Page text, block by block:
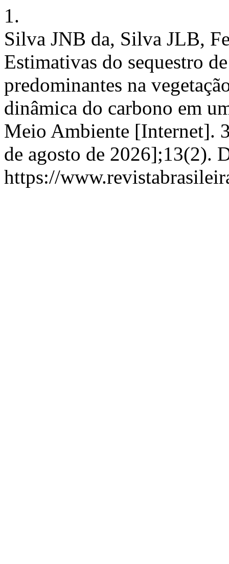
1.
Silva JNB da, Silva JLB,
Estimativas do sequestro
predominantes na
dinâmica do carbono em
Meio Ambiente [Internet].
de agosto de 2026];13(2).
https://